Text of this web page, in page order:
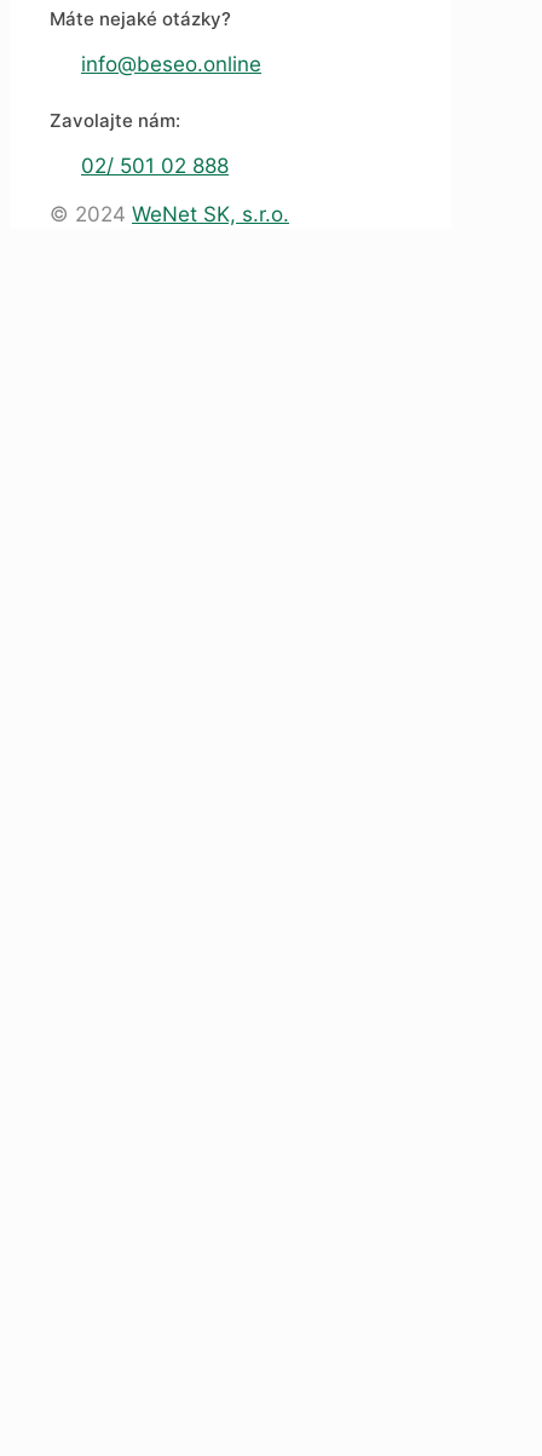
Máte nejaké otázky?
info@beseo.online
Zavolajte nám:
02/ 501 02 888
© 2024 WeNet SK, s.r.o.